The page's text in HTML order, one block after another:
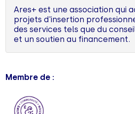
Ares+ est une association qui
projets d'insertion
des services tels que du
et un soutien au financement.
Membre de :